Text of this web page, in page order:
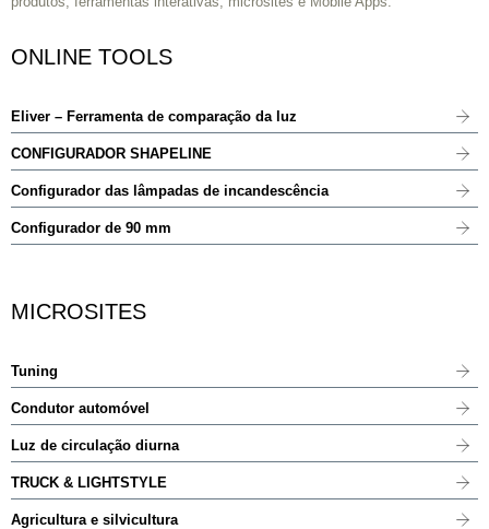
ONLINE TOOLS
Eliver – Ferramenta de comparação da luz
CONFIGURADOR SHAPELINE
Configurador das lâmpadas de incandescência
Configurador de 90 mm
MICROSITES
Tuning
Condutor automóvel
Luz de circulação diurna
TRUCK & LIGHTSTYLE
Agricultura e silvicultura